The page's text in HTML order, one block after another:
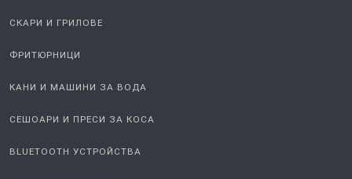
СКАРИ И ГРИЛОВЕ
ФРИТЮРНИЦИ
КАНИ И МАШИНИ ЗА ВОДА
СЕШОАРИ И ПРЕСИ ЗА КОСА
BLUETOOTH УСТРОЙСТВА